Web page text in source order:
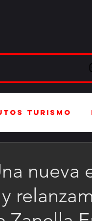
Turismo
Rally FIA
nueva